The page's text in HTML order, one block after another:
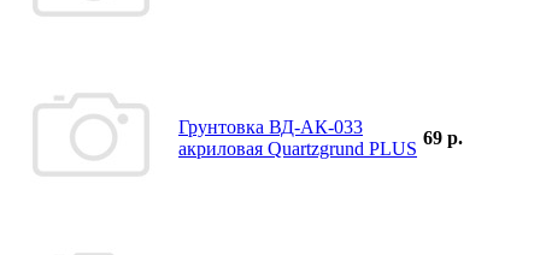
Грунтовка ВД-АК-033
акриловая Quartzgrund PLUS
69 р.